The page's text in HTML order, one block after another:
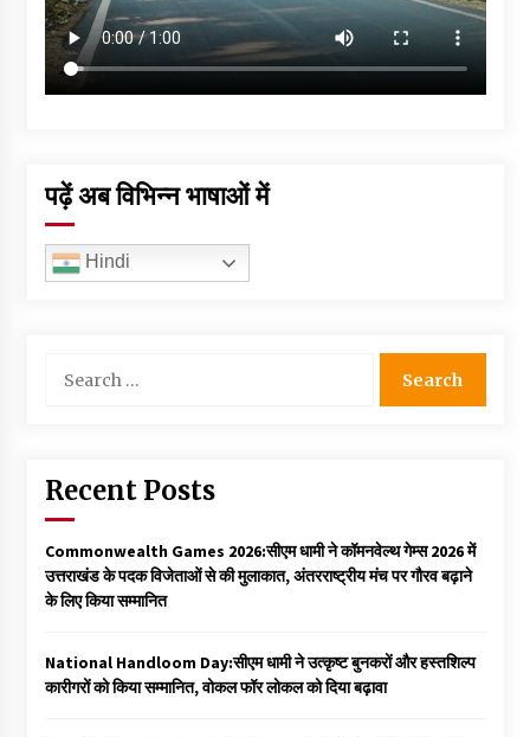
पढ़ें अब विभिन्न भाषाओं में
Hindi
for:
Recent Posts
Commonwealth Games 2026:सीएम धामी ने कॉमनवेल्थ गेम्स 2026 में
उत्तराखंड के पदक विजेताओं से की मुलाकात, अंतरराष्ट्रीय मंच पर गौरव बढ़ाने
के लिए किया सम्मानित
National Handloom Day:सीएम धामी ने उत्कृष्ट बुनकरों और हस्तशिल्प
कारीगरों को किया सम्मानित, वोकल फॉर लोकल को दिया बढ़ावा